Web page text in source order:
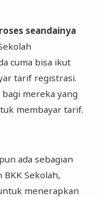
seandainya
cuma bisa ikut
tarif registrasi.
mereka yang
membayar tarif.
ada sebagian
Sekolah,
menerapkan